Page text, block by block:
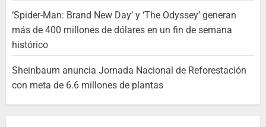
‘Spider-Man: Brand New Day’ y ‘The Odyssey’ generan
más de 400 millones de dólares en un fin de semana
histórico
Sheinbaum anuncia Jornada Nacional de Reforestación
con meta de 6.6 millones de plantas